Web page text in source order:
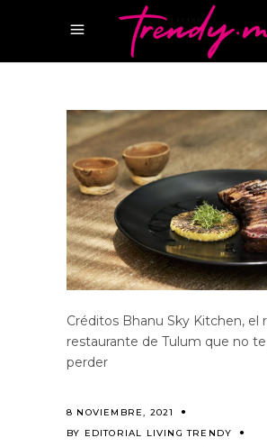
Créditos Bhanu Sky Kitchen, el
restaurante de Tulum que no
perder
8 NOVIEMBRE, 2021
BY EDITORIAL LIVING TRENDY